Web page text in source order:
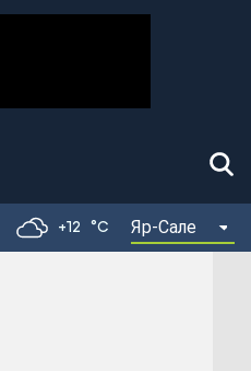
+12 °C Яр-Сале